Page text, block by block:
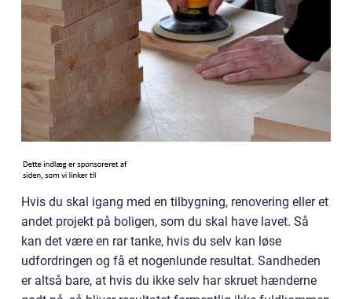
Hvis du skal igang med en tilbygning, renovering eller et
andet projekt på boligen, som du skal have lavet. Så
kan det være en rar tanke, hvis du selv kan løse
udfordringen og få et nogenlunde resultat. Sandheden
er altså bare, at hvis du ikke selv har skruet hænderne